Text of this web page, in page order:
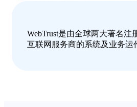
WebTrust是由全球两大著名
互联网服务商的系统及业务